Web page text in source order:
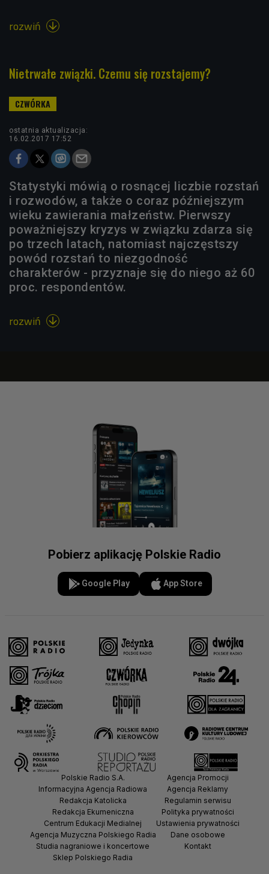
rozwiń 
Nietrwałe związki. Czemu się rozstajemy?
ostatnia aktualizacja:
16.02.2017 17:52
Statystyki mówią o rosnącej liczbie rozstań
i rozwodów, a także o coraz późniejszym
wieku zawierania małzeństw. Pierwszy
poważniejszy kryzys w związku zdarza się
po trzech latach, natomiast najczęstszy
powód rozstań to niezgodność
charakterów - przyznaje się do niego aż 60
proc. respondentów.
rozwiń 
Pobierz aplikację Polskie Radio
Google Play App Store
Polskie Radio S.A.
Informacyjna Agencja Radiowa
Redakcja Katolicka
Redakcja Ekumeniczna
Centrum Edukacji Medialnej
Agencja Muzyczna Polskiego Radia
Studia nagraniowe i koncertowe
Sklep Polskiego Radia
Agencja Promocji
Agencja Reklamy
Regulamin serwisu
Polityka prywatności
Ustawienia prywatności
Dane osobowe
Kontakt